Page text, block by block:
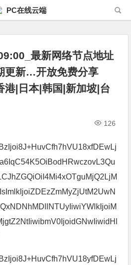
PC在线云端
最新网络节点地址
更新…开放免费分享
港|日本|韩国|新加坡|台
126